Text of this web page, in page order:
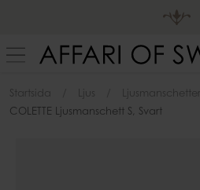
Startsida Ljus
Ljusmanschetter
COLETTE Ljusmanschett S, Svart